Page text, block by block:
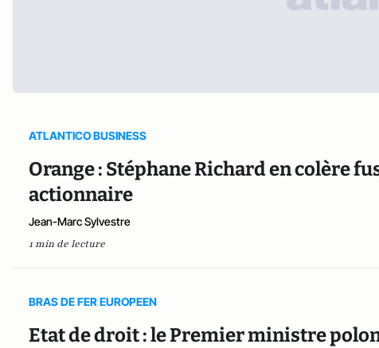
ATLANTICO BUSINESS
Orange : Stéphane Richard en colère
actionnaire
Jean-Marc Sylvestre
1 min de lecture
BRAS DE FER EUROPEEN
Etat de droit : le Premier ministre